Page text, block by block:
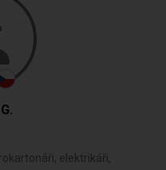
elektrikáři,